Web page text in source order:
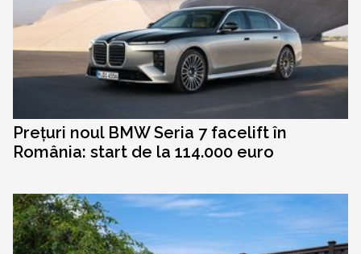
Prețuri noul BMW Seria 7 facelift în
România: start de la 114.000 euro